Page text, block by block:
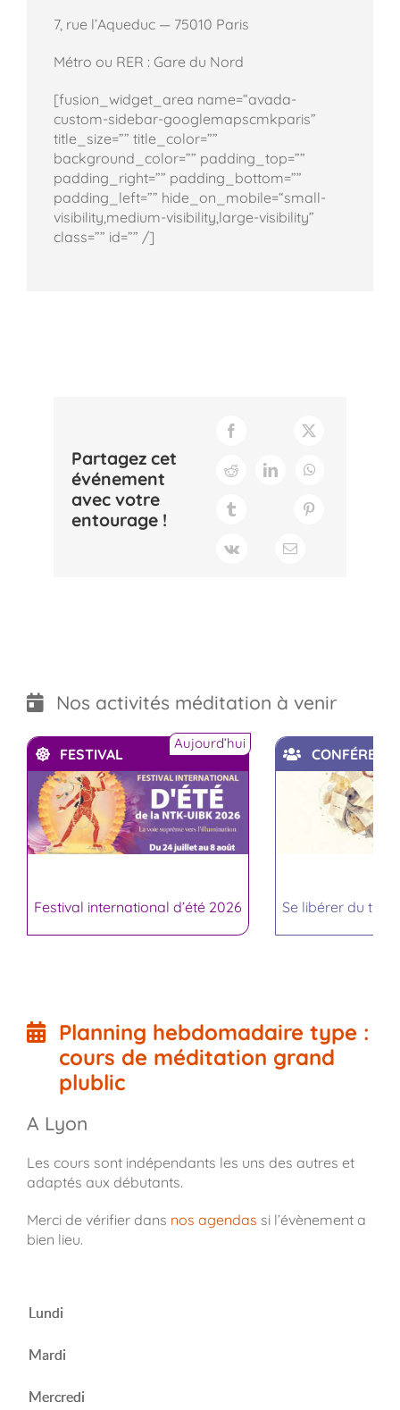
7, rue l’Aqueduc — 75010 Paris
Métro ou RER : Gare du Nord
[fusion_widget_area name=“avada-
custom-sidebar-googlemapscmkparis”
title_size=”” title_color=””
background_color=”” padding_top=””
padding_right=”” padding_bottom=””
padding_left=”” hide_on_mobile=“small-
visibility,medium-visibility,large-visibility”
class=”” id=”” /]
Partagez cet
événement
avec votre
entourage !
Nos activités méditation à venir
FESTIVAL
Aujourd’hui
Festival international d’été 2026 Se libérer du
Planning hebdomadaire type :
cours de méditation grand
plublic
A Lyon
Les cours sont indépendants les uns des autres et
adaptés aux débutants.
Merci de vérifier dans nos agendas si l’évènement a
bien lieu.
Lundi
Mardi
Mercredi